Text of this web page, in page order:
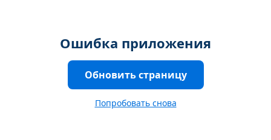
Ошибка приложения
Обновить страницу
Попробовать снова